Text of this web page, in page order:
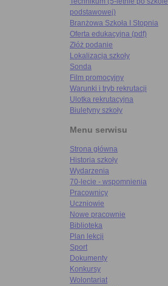
podstawowej)
Branżowa Szkoła I Stopnia
Oferta edukacyjna (pdf)
Złóż podanie
Lokalizacja szkoły
Sonda
Film promocyjny
Warunki i tryb rekrutacji
Ulotka rekrutacyjna
Biuletyny szkoły
Menu serwisu
Strona główna
Historia szkoły
Wydarzenia
70-lecie - wspomnienia
Pracownicy
Uczniowie
Nowe pracownie
Biblioteka
Plan lekcji
Sport
Dokumenty
Konkursy
Wolontariat